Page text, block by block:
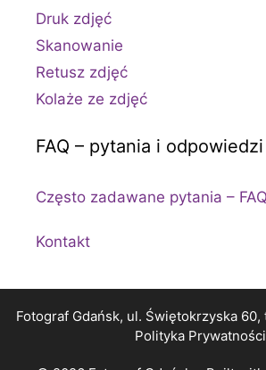
Druk zdjęć
Skanowanie
Retusz zdjęć
Kolaże ze zdjęć
FAQ – pytania i odpowiedzi
Często zadawane pytania – FAQ
Kontakt
Fotograf Gdańsk, ul. Świętokrzyska
Polityka Prywatności